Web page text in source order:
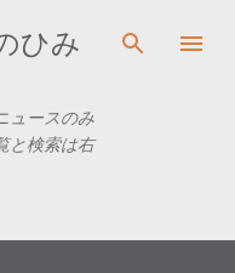
ンツに移動
ひみ
ュースのみ
と検索は右